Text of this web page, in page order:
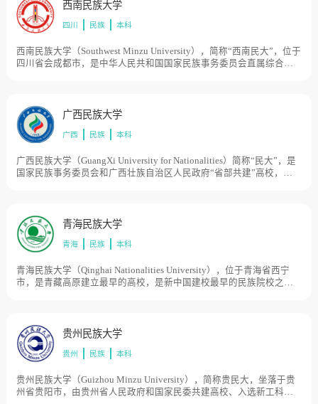
一，2003年4月更名为云南民族大学。目前学校总体占地面积2550亩。
西南民族大学
四川 民族 本科
西南民族大学（Southwest Minzu University），简称“西南民大”，位于
四川省会成都市，是中华人民共和国国家民族事务委员会直属综合性
校总体占地面积3000亩。
广西民族大学
广西 民族 本科
广西民族大学（GuangXi University for Nationalities）简称“民大”，是
国家民族事务委员会和广西壮族自治区人民政府“省部共建”高校，坐
富有诗情画意的大学之一，是“十二五”时期广西重点建设高校。学校
创办于1952年，原为中央民族学院（今中央民族大学）广西分院，
1953年更名为广西省民族学院，1958年改名为广西民族学院，2006年
青海民族大学
青海 民族 本科
青海民族大学（Qinghai Nationalities University），位于青海省西宁
市，是青藏高原建立最早的高校，是新中国建校最早的民族院校之
2002年、2005年青海师范高等专科学校和西宁铁路司机学校先后并入
青海民族学院。2009年4月更名为青海民族大学。2012年，教育部确定
天津大学对口支援青海民族大学。2017年，厦门大学对口支援青海民
积1312亩。
贵州民族大学
贵州 民族 本科
贵州民族大学（Guizhou Minzu University），简称贵民大，坐落于贵
州省贵阳市，由贵州省人民政府和国家民委共建高校、入选新工科研